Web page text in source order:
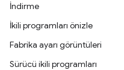
İndirme
İkili programları önizle
Fabrika ayarı görüntüleri
Sürücü ikili programları